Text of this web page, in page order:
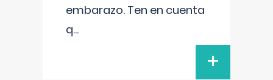
embarazo. Ten en cuenta
q...
+